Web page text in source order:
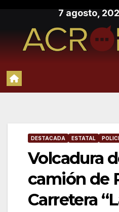
contenido
7 agosto,
DESTACADA ESTATAL
Volcadura
camión de
Carretera